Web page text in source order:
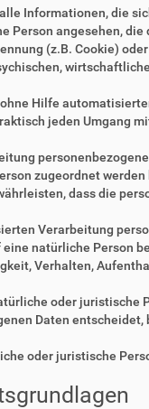
alle Informationen, die
Person angesehen,
(z.B. Cookie)
Hilfe
jeden Umgang
zugeordnet
dass die
Verarbeitung
natürliche Person
Verhalten,
oder juristische
Daten entscheidet,
oder juristische